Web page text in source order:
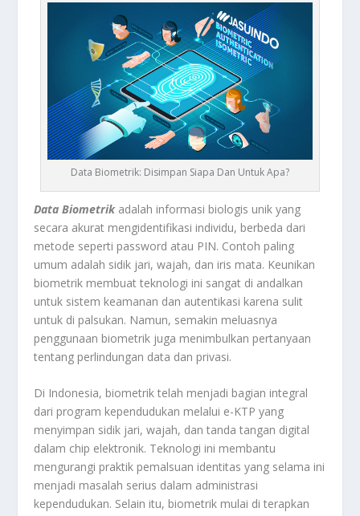
Data Biometrik: Disimpan Siapa Dan Untuk Apa?
Data Biometrikadalah informasi biologis unik yang
secara akurat mengidentifikasi individu, berbeda dari
metode seperti password atau PIN. Contoh paling
umum adalah sidik jari, wajah, dan iris mata. Keunikan
biometrik membuat teknologi ini sangat di andalkan
untuk sistem keamanan dan autentikasi karena sulit
untuk di palsukan. Namun, semakin meluasnya
penggunaan biometrik juga menimbulkan pertanyaan
tentang perlindungan data dan privasi.
Di Indonesia, biometrik telah menjadi bagian integral
dari program kependudukan melalui e-KTP yang
menyimpan sidik jari, wajah, dan tanda tangan digital
dalam chip elektronik. Teknologi ini membantu
mengurangi praktik pemalsuan identitas yang selama ini
menjadi masalah serius dalam administrasi
kependudukan. Selain itu, biometrik mulai di terapkan